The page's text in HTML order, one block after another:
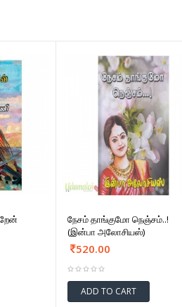
நேசம் தாங்குமோ நெஞ்சம்..!
(இன்பா அலோசியஸ்)
520.00
ADD TO CART